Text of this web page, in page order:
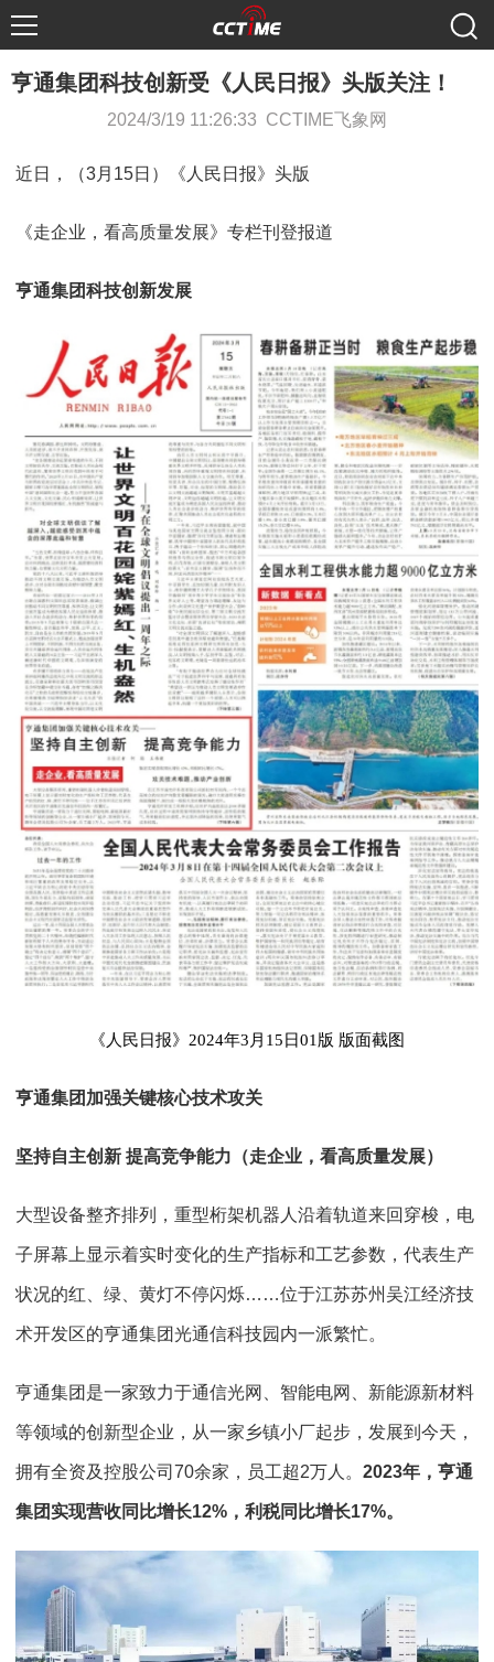
亨通集团科技创新受《人民日报》头版关注！
2024/3/19 11:26:33 CCTIME飞象网
近日，（3月15日）《人民日报》头版
《走企业，看高质量发展》专栏刊登报道
亨通集团科技创新发展
《人民日报》2024年3月15日01版 版面截图
亨通集团加强关键核心技术攻关
坚持自主创新 提高竞争能力（走企业，看高质量发展）
大型设备整齐排列，重型桁架机器人沿着轨道来回穿梭，电
子屏幕上显示着实时变化的生产指标和工艺参数，代表生产
状况的红、绿、黄灯不停闪烁……位于江苏苏州吴江经济技
术开发区的亨通集团光通信科技园内一派繁忙。
亨通集团是一家致力于通信光网、智能电网、新能源新材料
等领域的创新型企业，从一家乡镇小厂起步，发展到今天，
拥有全资及控股公司70余家，员工超2万人。 2023年，亨通
集团实现营收同比增长12%，利税同比增长17%。